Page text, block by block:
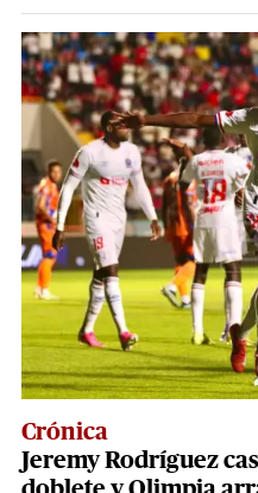
Crónica
Jeremy Rodríguez